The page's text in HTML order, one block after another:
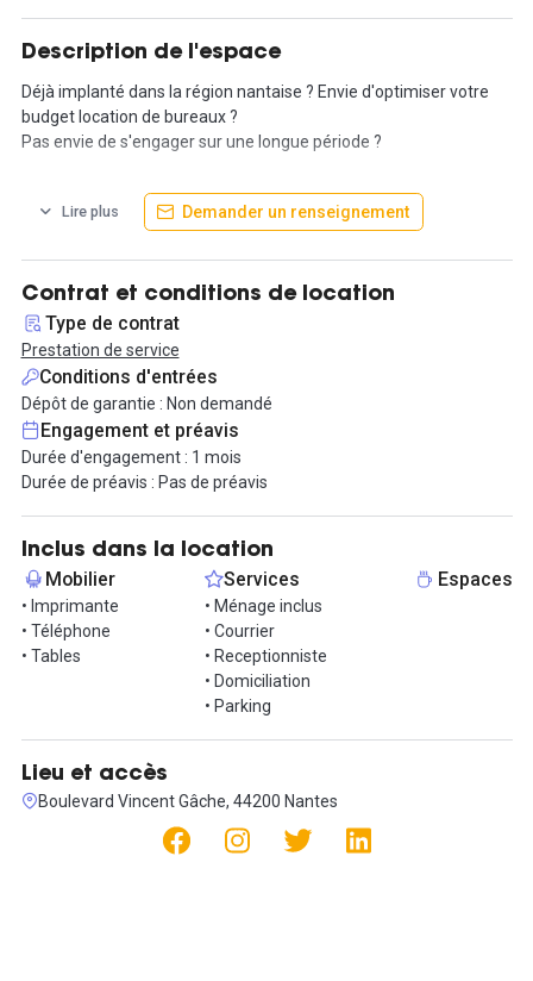
Description de l'espace
Déjà implanté dans la région nantaise ? Envie d'optimiser votre
budget location de bureaux ?
Pas envie de s'engager sur une longue période ?
Nous vous proposons la solution d'hébergement idéale pour vous
! Au calme dans l'île de Beaulieu, ce bureau 14 m2 est déjà équipé
Vous aurez l'accès aux différents espaces comme: salles de
réunion, salons d'accueil, salles de détente mais aussi à de
multiples services comme imprimerie (fax, copieur, scanner),
internet par fibre optique, une messagerie informatique et
réceptionniste.
Lire plus Demander un renseignement
Contrat et conditions de location
Type de contrat
Prestation de service
Conditions d'entrées
Dépôt de garantie : Non demandé
Engagement et préavis
Durée d'engagement : 1 mois
Durée de préavis : Pas de préavis
Inclus dans la location
Mobilier
• Imprimante
• Téléphone
• Tables
Services
• Ménage inclus
• Courrier
• Receptionniste
• Domiciliation
• Parking
Espaces
Lieu et accès
Boulevard Vincent Gâche, 44200 Nantes